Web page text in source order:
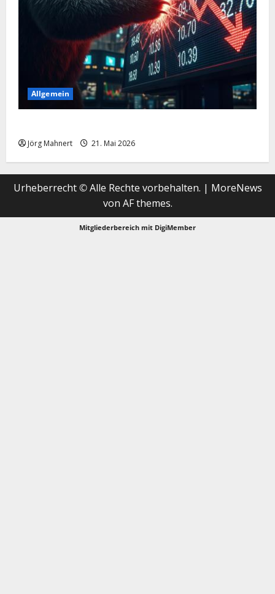
Allgemein
Jörg Mahnert 21. Mai 2026
Urheberrecht © Alle Rechte vorbehalten. | MoreNews
von AF themes.
Mitgliederbereich mit DigiMember